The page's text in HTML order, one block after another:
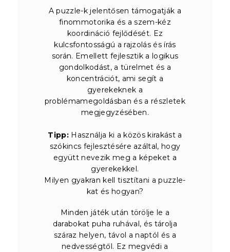
A puzzle-k jelentősen támogatják a
finommotorika és a szem-kéz
koordináció fejlődését. Ez
kulcsfontosságú a rajzolás és írás
során. Emellett fejlesztik a logikus
gondolkodást, a türelmet és a
koncentrációt, ami segít a
gyerekeknek a
problémamegoldásban és a részletek
megjegyzésében.
Tipp: Használja ki a közös kirakást a
szókincs fejlesztésére azáltal, hogy
együtt nevezik meg a képeket a
gyerekekkel.
Milyen gyakran kell tisztítani a puzzle-
kat és hogyan?
Minden játék után törölje le a
darabokat puha ruhával, és tárolja
száraz helyen, távol a naptól és a
nedvességtől. Ez megvédi a